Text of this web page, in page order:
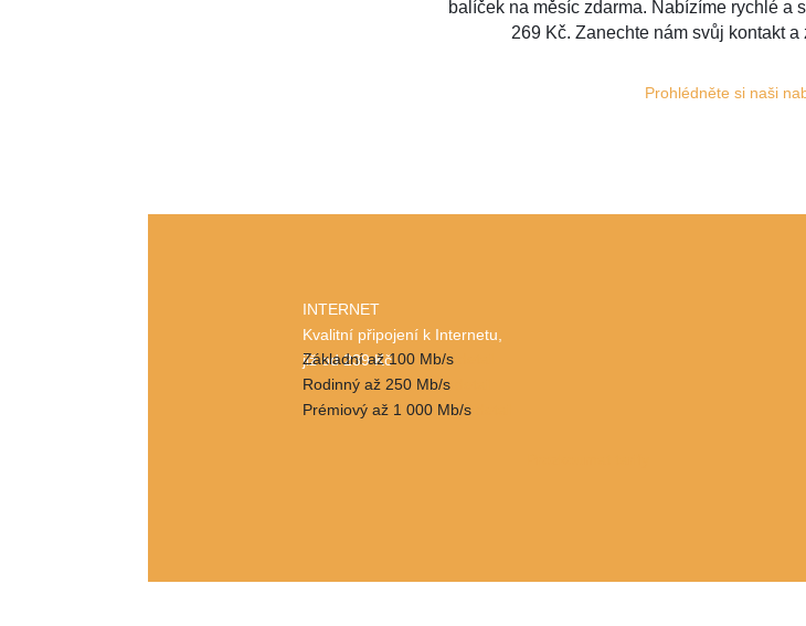
balíček na měsíc zdarma. Nabízíme rychlé a
269 Kč. Zanechte nám svůj kontakt a
Prohlédněte si naši
INTERNET
Kvalitní připojení k Internetu,
již od 239 Kč
Základní až 100 Mb/s
Rodinný až 250 Mb/s
Prémiový až 1 000 Mb/s